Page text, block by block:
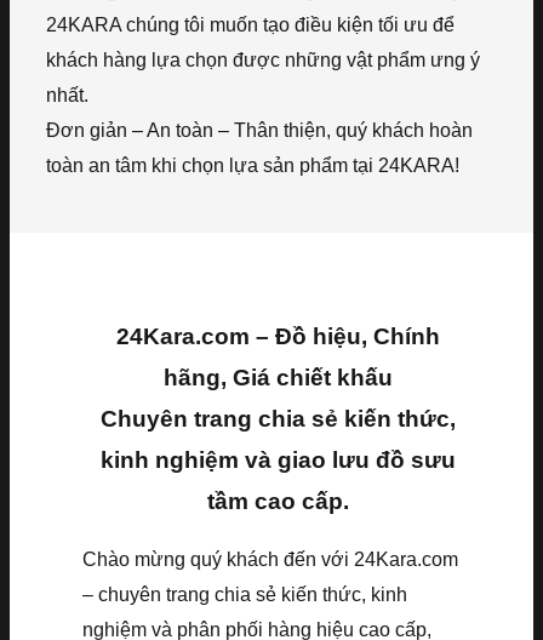
24KARA chúng tôi muốn tạo điều kiện tối ưu để
khách hàng lựa chọn được những vật phẩm ưng ý
nhất.
Đơn giản – An toàn – Thân thiện, quý khách hoàn
toàn an tâm khi chọn lựa sản phẩm tại 24KARA!
24Kara.com – Đồ hiệu, Chính
hãng, Giá chiết khấu
Chuyên trang chia sẻ kiến thức,
kinh nghiệm và giao lưu đồ sưu
tầm cao cấp.
Chào mừng quý khách đến với 24Kara.com
– chuyên trang chia sẻ kiến thức, kinh
nghiệm và phân phối hàng hiệu cao cấp,